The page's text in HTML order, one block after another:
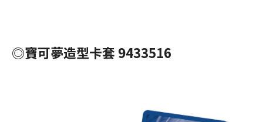
◎寶可夢造型卡套 9433516